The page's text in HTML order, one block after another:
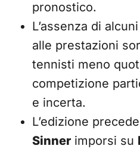
pronostico.
L’assenza di
alle prestazioni
tennisti meno
competizione
e incerta.
L’edizione
Sinner imporsi su